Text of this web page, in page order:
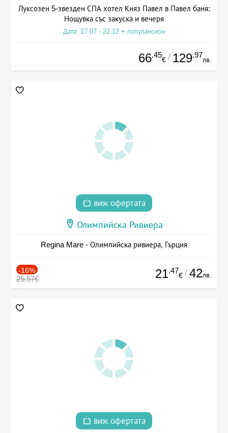
Луксозен 5-звезден СПА хотел Княз Павел в Павел баня:
Нощувка със закуска и вечеря
Дата: 17.07 - 22.12 + полупансион
66.45
€ / 129.97
лв.
виж офертата
Олимпийска Ривиера
Regina Mare - Олимпийска ривиера, Гърция
-16%
25.57€ 21.47
€ / 42лв.
виж офертата